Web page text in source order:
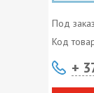
Под заказ
Код
+